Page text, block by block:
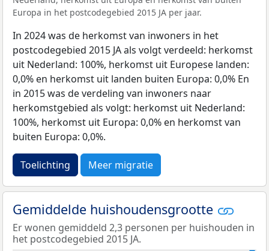
Europa in het postcodegebied 2015 JA per jaar.
In 2024 was de herkomst van inwoners in het
postcodegebied 2015 JA als volgt verdeeld: herkomst
uit Nederland: 100%, herkomst uit Europese landen:
0,0% en herkomst uit landen buiten Europa: 0,0% En
in 2015 was de verdeling van inwoners naar
herkomstgebied als volgt: herkomst uit Nederland:
100%, herkomst uit Europa: 0,0% en herkomst van
buiten Europa: 0,0%.
Toelichting Meer migratie
Gemiddelde huishoudensgrootte
Er wonen gemiddeld 2,3 personen per huishouden in
het postcodegebied 2015 JA.